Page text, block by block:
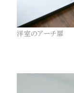
洋室のアーチ扉